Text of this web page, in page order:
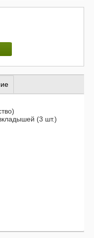
(3 шт.)